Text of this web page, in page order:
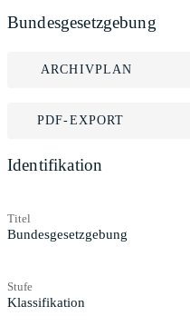
Bundesgesetzgebung
ARCHIVPLAN
PDF-EXPORT
Identifikation
Titel
Bundesgesetzgebung
Stufe
Klassifikation